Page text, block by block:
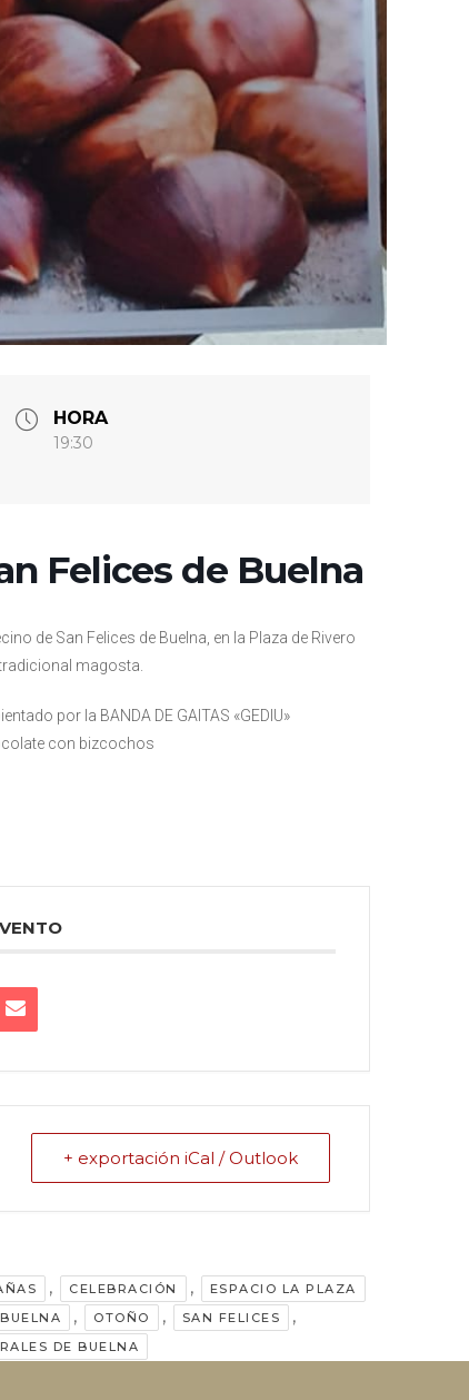
HORA
19:30
Felices de Buelna
de San Felices de Buelna, en la Plaza de Rivero
magosta.
por la BANDA DE GAITAS «GEDIU»
con bizcochos
+ exportación iCal / Outlook
, CELEBRACIÓN , ESPACIO LA PLAZA
, OTOÑO , SAN FELICES ,
DE BUELNA